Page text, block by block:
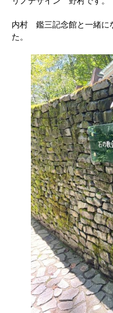
内村 鑑三記念館と一緒に
た。